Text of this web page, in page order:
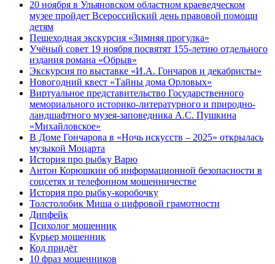
20 ноября в Ульяновском областном краеведческом
музее пройдет Всероссийский день правовой помощи
детям
Пешеходная экскурсия «Зимняя прогулка»
Учёный совет 19 ноября посвятят 155-летию отдельного
издания романа «Обрыв»
Экскурсия по выставке «И.А. Гончаров и декабристы»
Новогодний квест «Тайны дома Орловых»
Виртуальное представительство Государственного
мемориального историко-литературного и природно-
ландшафтного музея-заповедника А.С. Пушкина
«Михайловское»
В Доме Гончарова в «Ночь искусств – 2025» открылась
музыкой Моцарта
История про рыбку Варю
Антон Корюшкин об информационной безопасности в
соцсетях и телефонном мошенничестве
История про рыбку-коробочку
Толстолобик Миша о цифровой грамотности
Дипфейк
Психолог мошенник
Курьер мошенник
Код придёт
10 фраз мошенников